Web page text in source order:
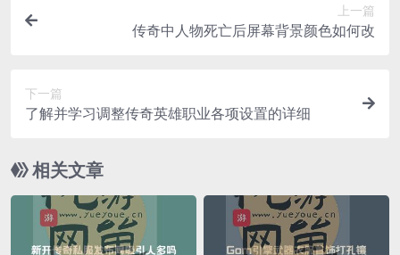
上一篇
传奇中人物死亡后屏幕背景颜色如何改
下一篇
了解并学习调整传奇英雄职业各项设置的详细
相关文章